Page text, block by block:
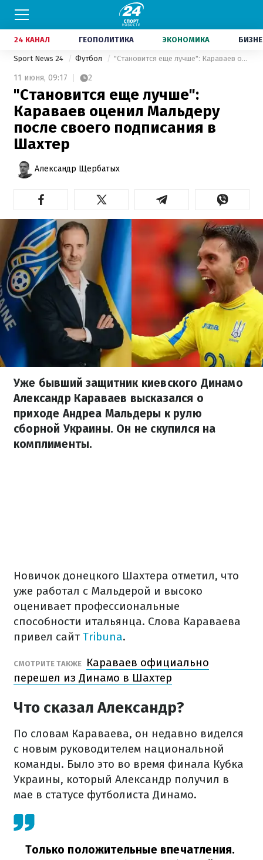
24 КАНАЛ ГЕОПОЛИТИКА ЭКОНОМИКА
Sport News 24 Футбол "Становится еще лучше": Караваев оценил Мальдеру после своего подписания в Шахтер
11 июня, 09:17 2
"Становится еще лучше":
Караваев оценил Мальдеру
после своего подписания в
Шахтер
Александр Щербатых
Уже бывший защитник киевского Динамо
Александр Караваев высказался о
приходе Андреа Мальдеры к рулю
сборной Украины. Он не скупился на
комплименты.
Новичок донецкого Шахтера отметил, что
уже работал с Мальдерой и высоко
оценивает профессиональные
способности итальянца. Слова Караваева
привел сайтTribuna.
СМОТРИТЕ ТАКЖЕ
Караваев официально
перешел из Динамо в Шахтер
Что сказал Александр?
По словам Караваева, он недавно виделся
с новым руководителем национальной
команды. Было это во время финала Кубка
Украины, который Александр получил в
мае в статусе футболиста Динамо.
Только положительные впечатления.